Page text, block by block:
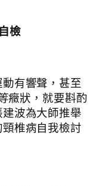
檢
有響聲，甚至
癥狀，就要斟酌
波為大師推舉
椎病自我檢討